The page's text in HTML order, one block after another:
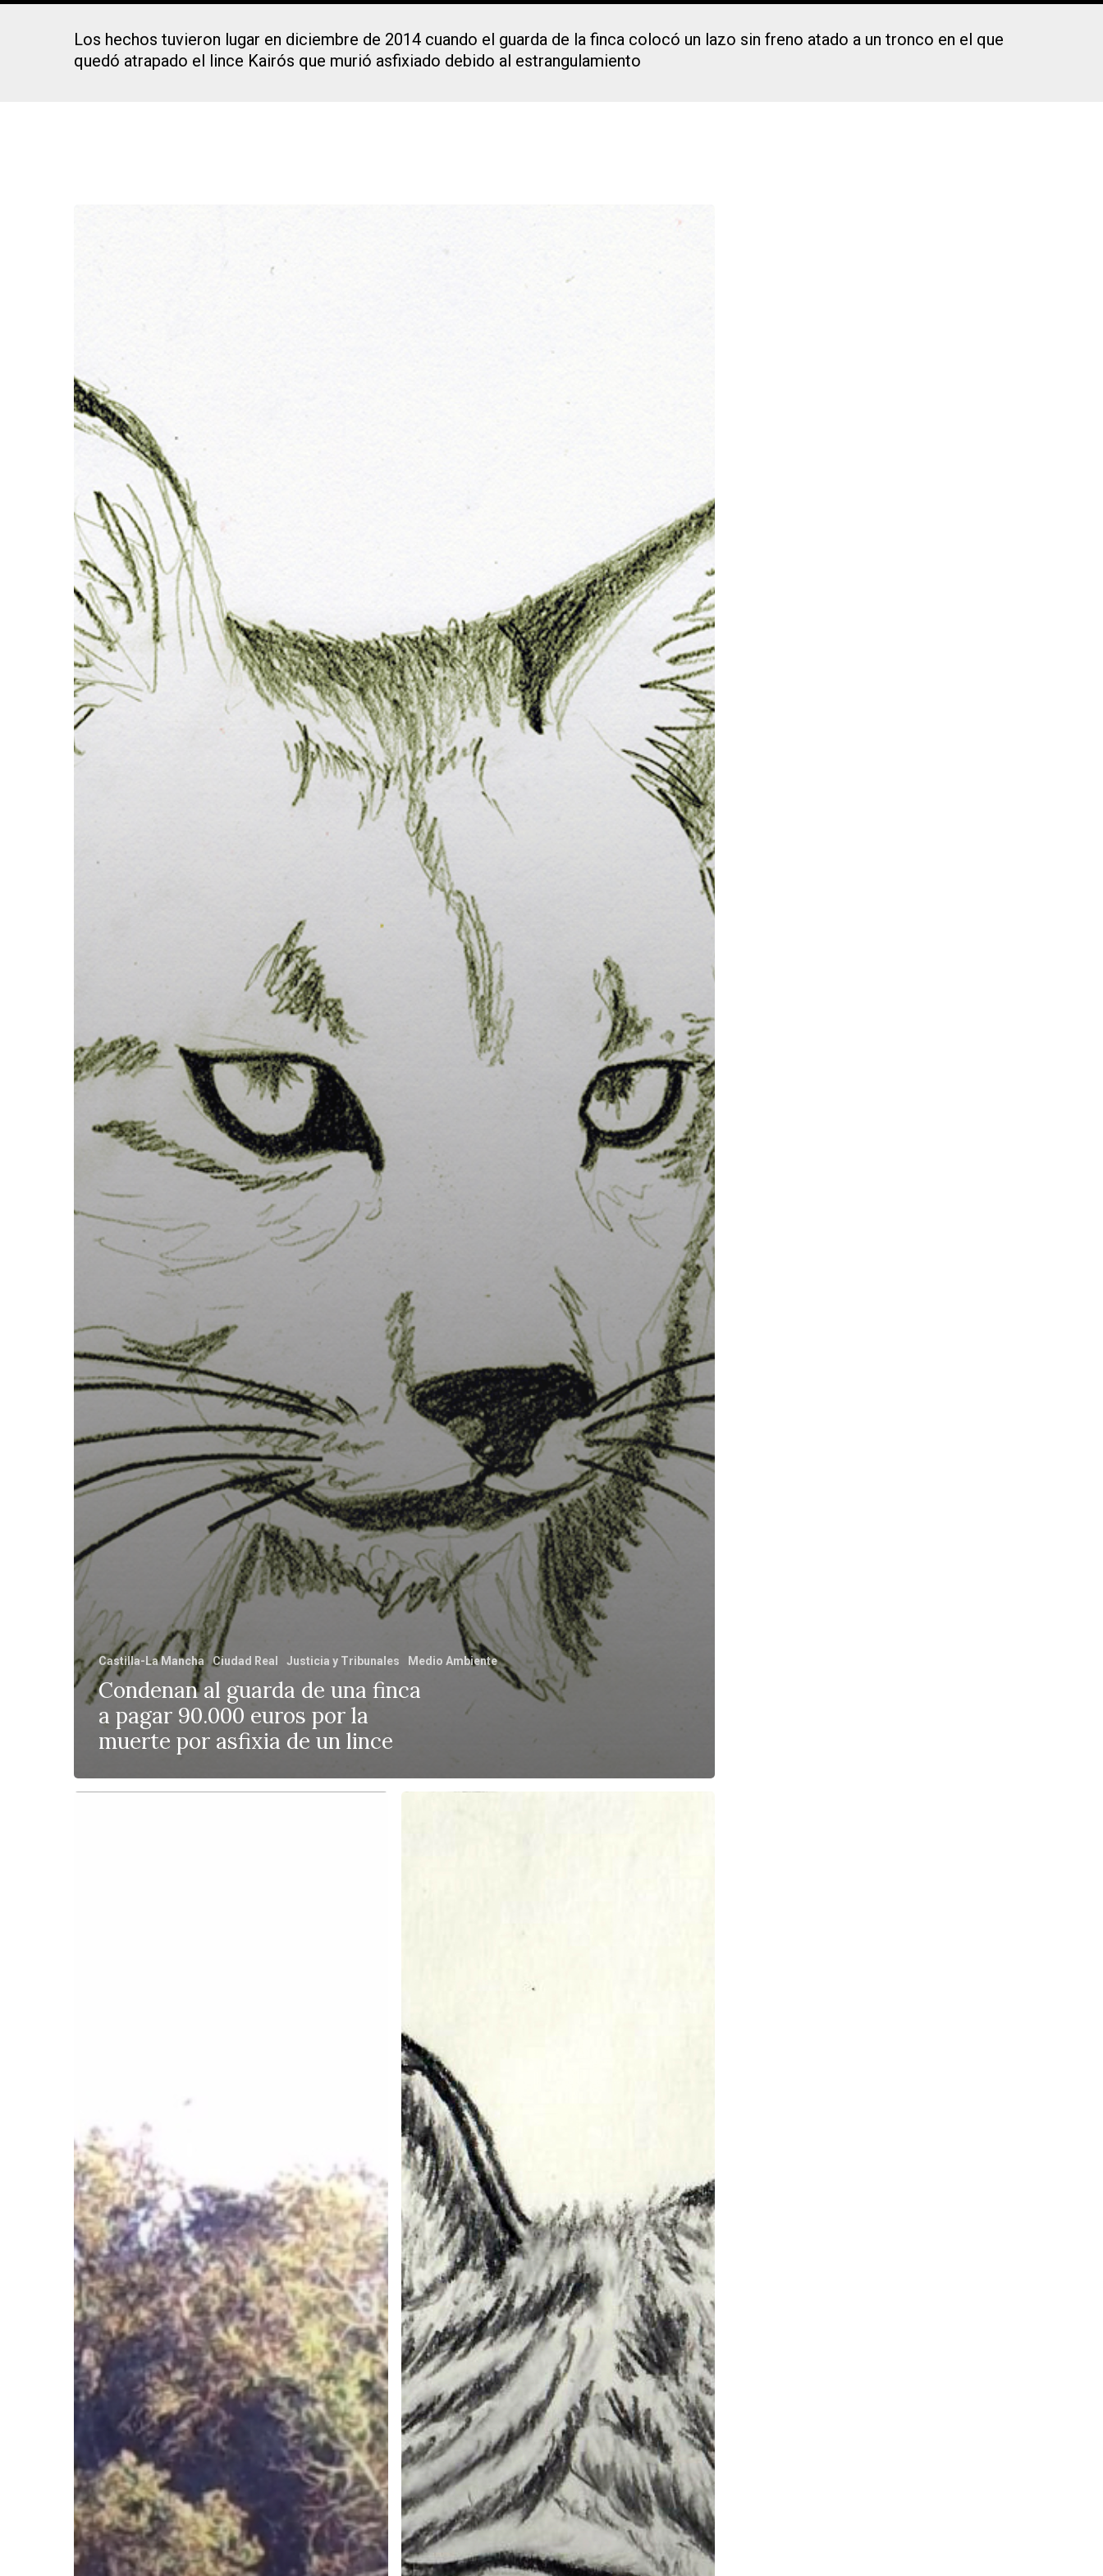
Los hechos tuvieron lugar en diciembre de 2014 cuando el guarda de la finca colocó un lazo sin freno atado a un tronco en el que
quedó atrapado el lince Kairós que murió asfixiado debido al estrangulamiento
Castilla-La Mancha Ciudad Real Justicia y Tribunales Medio Ambiente
Condenan al guarda de una finca
a pagar 90.000 euros por la
muerte por asfixia de un lince